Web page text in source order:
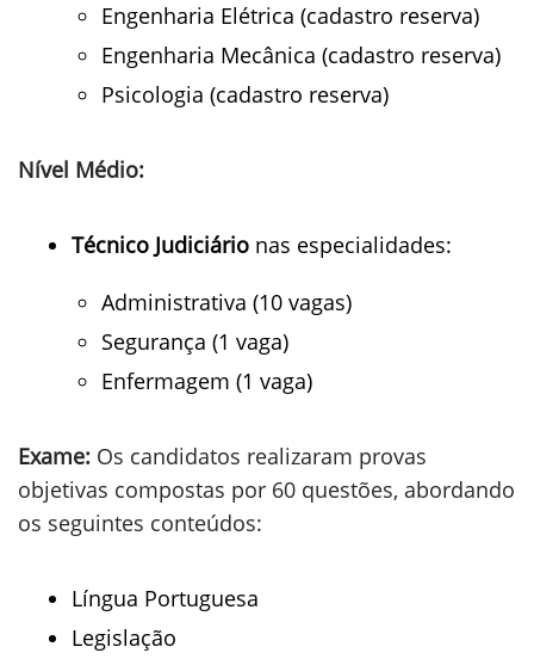
Engenharia Elétrica (cadastro reserva)
Engenharia Mecânica (cadastro reserva)
Psicologia (cadastro reserva)
Nível Médio:
Técnico Judiciário nas especialidades:
Administrativa (10 vagas)
Segurança (1 vaga)
Enfermagem (1 vaga)
Exame: Os candidatos realizaram provas
objetivas compostas por 60 questões, abordando
os seguintes conteúdos:
Língua Portuguesa
Legislação